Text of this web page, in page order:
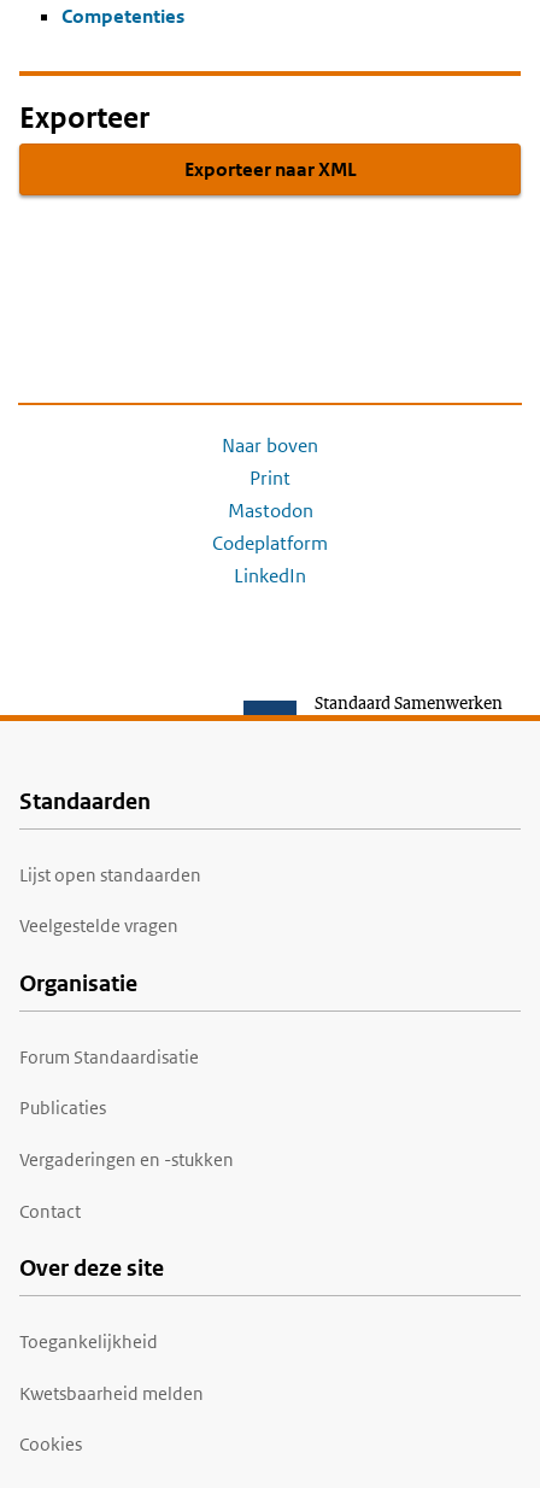
Competenties
Exporteer
Exporteer naar XML
Naar boven
Print
Mastodon
Codeplatform
LinkedIn
Standaard Samenwerken
Voet
Standaarden
Lijst open standaarden
Veelgestelde vragen
Organisatie
Forum Standaardisatie
Publicaties
Vergaderingen en -stukken
Contact
Over deze site
Toegankelijkheid
Kwetsbaarheid melden
Cookies